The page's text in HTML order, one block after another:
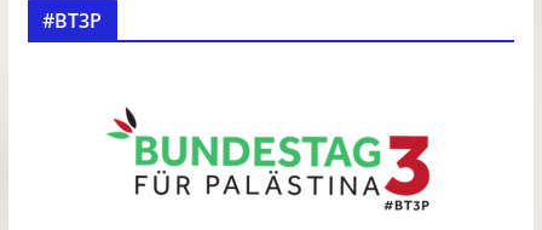
#BT3P